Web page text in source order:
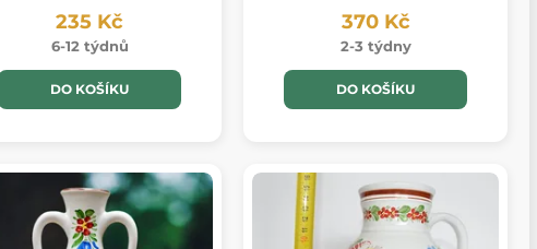
235 Kč
6-12 týdnů
DO KOŠÍKU
370 Kč
2-3 týdny
DO KOŠÍKU